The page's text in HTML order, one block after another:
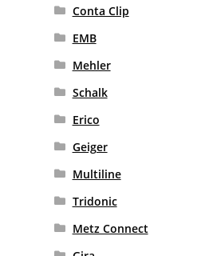
Conta Clip
EMB
Mehler
Schalk
Erico
Geiger
Multiline
Tridonic
Metz Connect